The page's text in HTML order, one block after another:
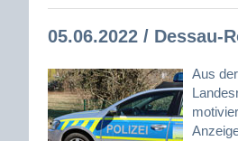
05.06.2022 / Dessau-
Aus